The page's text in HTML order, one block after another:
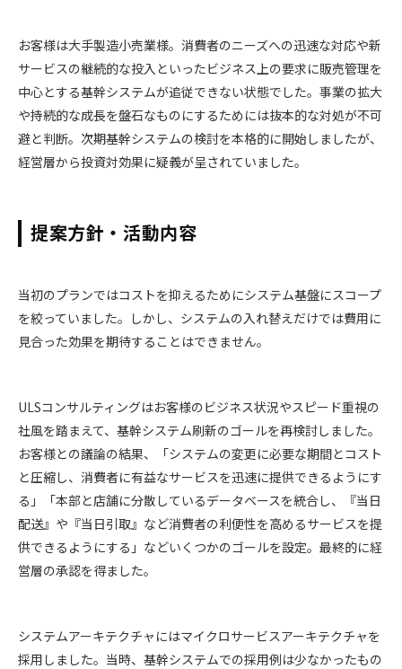
お客様は大手製造小売業様。消費者のニーズへの迅速な対応や新
サービスの継続的な投入といったビジネス上の要求に販売管理を
中心とする基幹システムが追従できない状態でした。事業の拡大
や持続的な成長を盤石なものにするためには抜本的な対処が不可
避と判断。次期基幹システムの検討を本格的に開始しましたが、
経営層から投資対効果に疑義が呈されていました。
提案方針・活動内容
当初のプランではコストを抑えるためにシステム基盤にスコープ
を絞っていました。しかし、システムの入れ替えだけでは費用に
見合った効果を期待することはできません。
ULSコンサルティングはお客様のビジネス状況やスピード重視の
社風を踏まえて、基幹システム刷新のゴールを再検討しました。
お客様との議論の結果、「システムの変更に必要な期間とコスト
と圧縮し、消費者に有益なサービスを迅速に提供できるようにす
る」「本部と店舗に分散しているデータベースを統合し、『当日
配送』や『当日引取』など消費者の利便性を高めるサービスを提
供できるようにする」などいくつかのゴールを設定。最終的に経
営層の承認を得ました。
システムアーキテクチャにはマイクロサービスアーキテクチャを
採用しました。当時、基幹システムでの採用例は少なかったもの